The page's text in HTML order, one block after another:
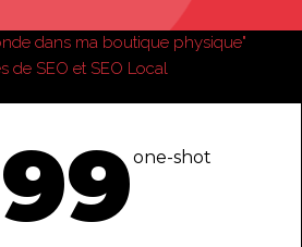
dans ma boutique physique"
de SEO et SEO Local
one-shot